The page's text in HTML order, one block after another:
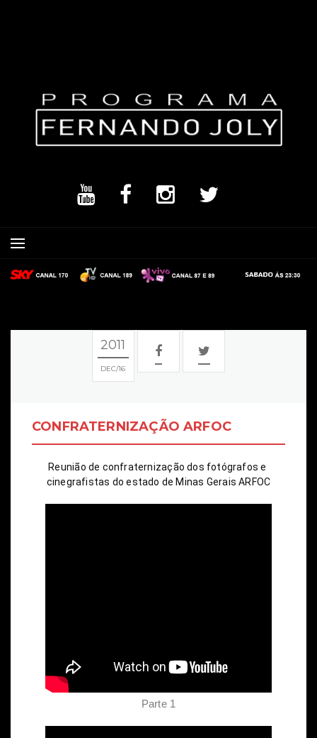
2011
DEC 16
CONFRATERNIZAÇÃO ARFOC
Reunião de confraternização dos fotógrafos e
cinegrafistas do estado de Minas Gerais ARFOC
Parte 1